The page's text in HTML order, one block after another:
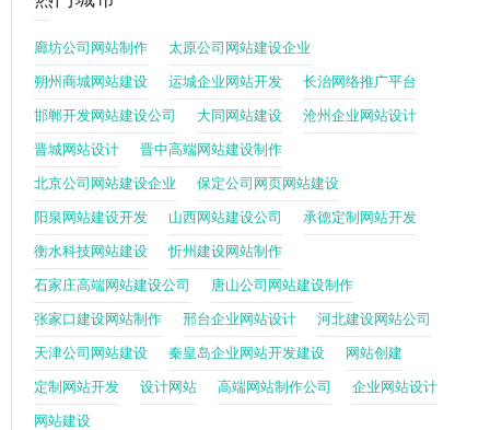
廊坊公司网站制作 太原公司网站建设企业
朔州商城网站建设 运城企业网站开发 长治网络推广平台
邯郸开发网站建设公司 大同网站建设 沧州企业网站设计
晋城网站设计 晋中高端网站建设制作
北京公司网站建设企业 保定公司网页网站建设
阳泉网站建设开发 山西网站建设公司 承德定制网站开发
衡水科技网站建设 忻州建设网站制作
石家庄高端网站建设公司 唐山公司网站建设制作
张家口建设网站制作 邢台企业网站设计 河北建设网站公司
天津公司网站建设 秦皇岛企业网站开发建设 网站创建
定制网站开发 设计网站 高端网站制作公司 企业网站设计
网站建设